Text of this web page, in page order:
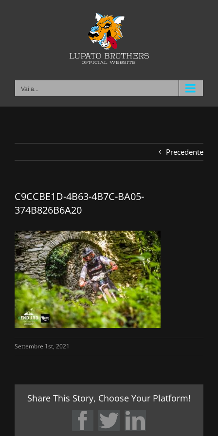
Vai a...
Precedente
C9CCBE1D-4B63-4B7C-BA05-
374B826B6A20
Settembre 1st, 2021
Share This Story, Choose Your Platform!
Facebook
TwitterLinkedIn